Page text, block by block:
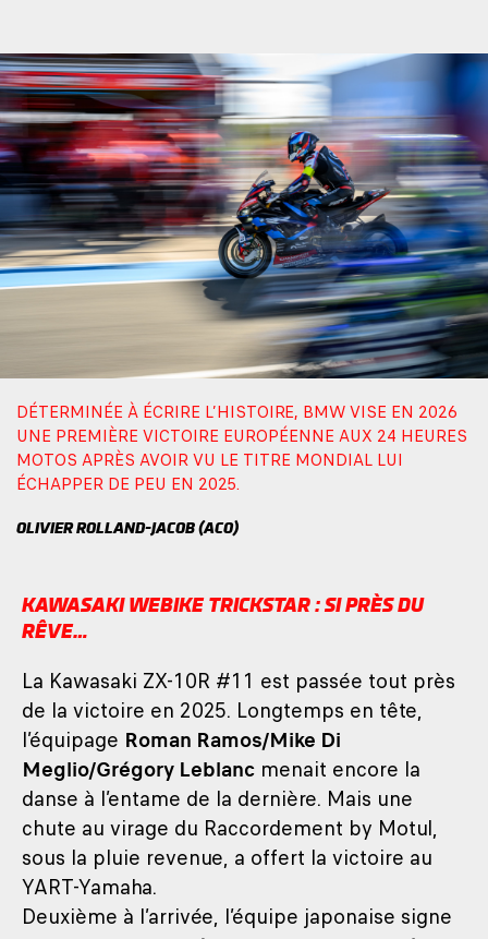
DÉTERMINÉE À ÉCRIRE L’HISTOIRE, BMW VISE EN 2026
UNE PREMIÈRE VICTOIRE EUROPÉENNE AUX 24 HEURES
MOTOS APRÈS AVOIR VU LE TITRE MONDIAL LUI
ÉCHAPPER DE PEU EN 2025.
OLIVIER ROLLAND-JACOB (ACO)
KAWASAKI WEBIKE TRICKSTAR : SI PRÈS DU
RÊVE…
La Kawasaki ZX-10R #11 est passée tout près
de la victoire en 2025. Longtemps en tête,
l’équipage Roman Ramos/Mike Di
Meglio/Grégory Leblanc menait encore la
danse à l’entame de la dernière. Mais une
chute au virage du Raccordement by Motul,
sous la pluie revenue, a offert la victoire au
YART-Yamaha.
Deuxième à l’arrivée, l’équipe japonaise signe